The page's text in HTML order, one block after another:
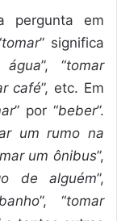
pergunta em
tomar” significa
água”, “tomar
café”, etc. Em
” por “beber”.
um rumo na
um ônibus”,
de alguém”,
”, “tomar